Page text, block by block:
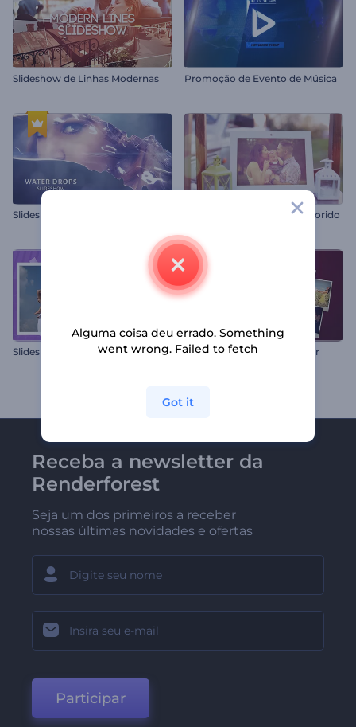
Slideshow de Linhas Modernas Promoção de Evento de Música
Slideshow Gotas D'Água Galeria de Fotos - Jardim Florido
Slideshow Dia dos Pais Carta de Confissão de Amor
Receba a newsletter da
Renderforest
Seja um dos primeiros a receber
nossas últimas novidades e ofertas
Participar
Alguma coisa deu errado. Something
went wrong. Failed to fetch
Got it